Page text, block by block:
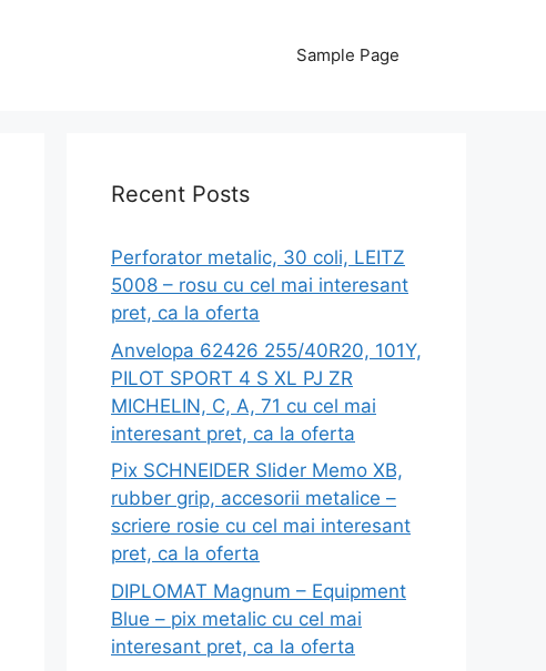
Sample Page
Recent Posts
Perforator metalic, 30 coli, LEITZ
5008 – rosu cu cel mai interesant
pret, ca la oferta
Anvelopa 62426 255/40R20, 101Y,
PILOT SPORT 4 S XL PJ ZR
MICHELIN, C, A, 71 cu cel mai
interesant pret, ca la oferta
Pix SCHNEIDER Slider Memo XB,
rubber grip, accesorii metalice –
scriere rosie cu cel mai interesant
pret, ca la oferta
DIPLOMAT Magnum – Equipment
Blue – pix metalic cu cel mai
interesant pret, ca la oferta